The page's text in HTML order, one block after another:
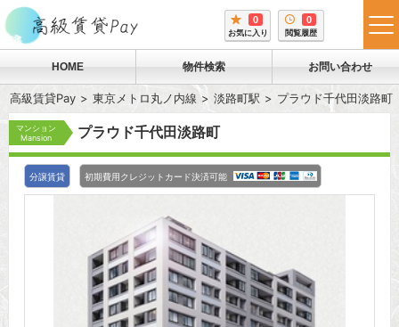
0
お気に入り
0
閲覧履歴
HOME 物件検索 お問い合わせ
高級賃貸Pay 東京メトロ丸ノ内線 淡路町駅 プラウド千代田淡路町
マンション
Mansion
プラウド千代田淡路町
分譲賃貸 初期費用クレジットカード決済可能